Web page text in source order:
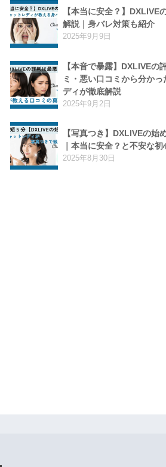
【本当に安全？】DXLIVE
解説｜身バレ対策も紹介
2025年9月9日
【本音で暴露】DXLIVEの
ミ・悪い口コミから分か
ディが徹底解説
2025年9月2日
【写真つき】DXLIVEの始
｜本当に安全？と不安な
2025年8月30日